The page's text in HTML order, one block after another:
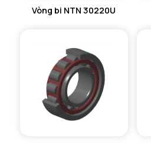
Vòng bi NTN 30220U